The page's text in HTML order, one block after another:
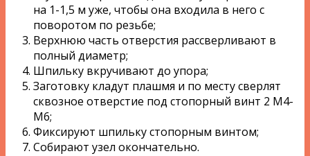
на 1-1,5 м уже, чтобы она входила в него с
поворотом по резьбе;
Верхнюю часть отверстия рассверливают в
полный диаметр;
Шпильку вкручивают до упора;
Заготовку кладут плашмя и по месту сверлят
сквозное отверстие под стопорный винт 2 М4-
М6;
Фиксируют шпильку стопорным винтом;
Собирают узел окончательно.